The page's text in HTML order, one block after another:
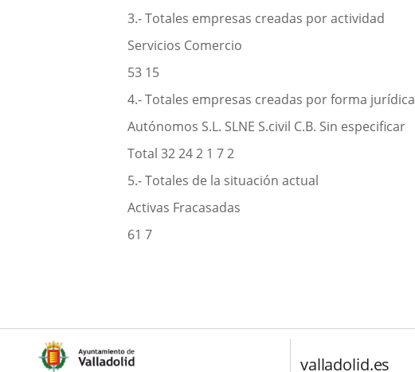
3.- Totales empresas creadas por actividad
Servicios Comercio
53 15
4.- Totales empresas creadas por forma jurídica
Autónomos S.L. SLNE S.civil C.B. Sin especificar
Total 32 24 2 1 7 2
5.- Totales de la situación actual
Activas Fracasadas
61 7
valladolid.es